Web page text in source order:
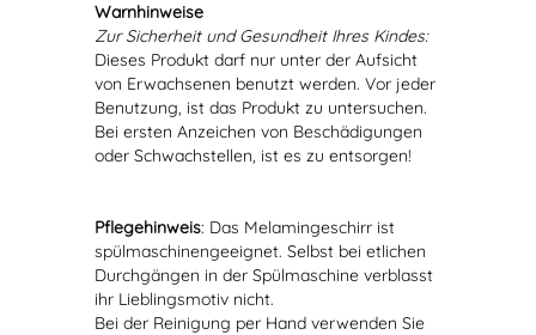
Warnhinweise
Zur Sicherheit und Gesundheit Ihres Kindes:
Dieses Produkt darf nur unter der Aufsicht
von Erwachsenen benutzt werden. Vor jeder
Benutzung, ist das Produkt zu untersuchen.
Bei ersten Anzeichen von Beschädigungen
oder Schwachstellen, ist es zu entsorgen!
Pflegehinweis: Das Melamingeschirr ist
spülmaschinengeeignet. Selbst bei etlichen
Durchgängen in der Spülmaschine verblasst
ihr Lieblingsmotiv nicht.
Bei der Reinigung per Hand verwenden Sie